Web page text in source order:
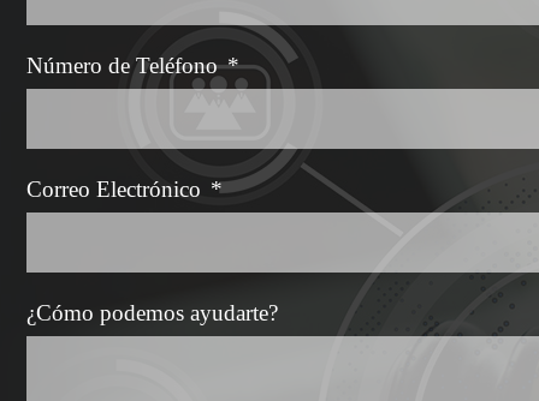
*
Número de Teléfono
*
Correo Electrónico
¿Cómo podemos ayudarte?